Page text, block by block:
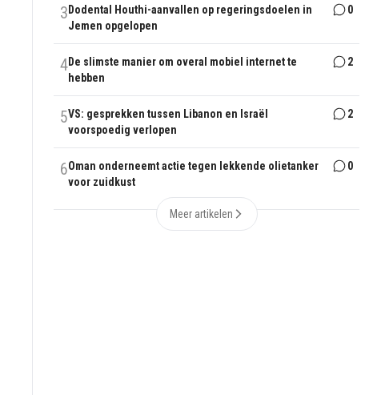
3 Dodental Houthi-aanvallen op regeringsdoelen in
Jemen opgelopen
0
4De slimste manier om overal mobiel internet te
hebben
2
5VS: gesprekken tussen Libanon en Israël
voorspoedig verlopen
2
6Oman onderneemt actie tegen lekkende olietanker
voor zuidkust
0
Meer artikelen